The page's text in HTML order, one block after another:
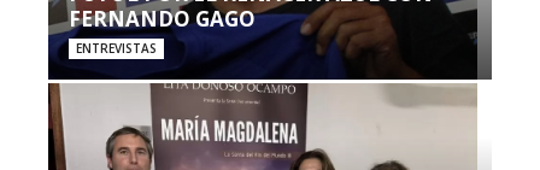
FERNANDO GAGO
ENTREVISTAS